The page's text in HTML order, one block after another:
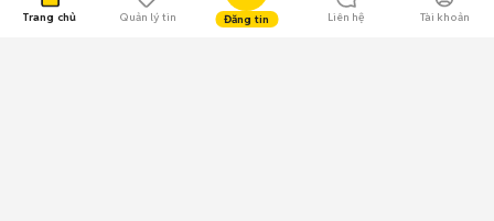
Trang chủ Quản lý tin Đăng tin Liên hệ Tài khoản